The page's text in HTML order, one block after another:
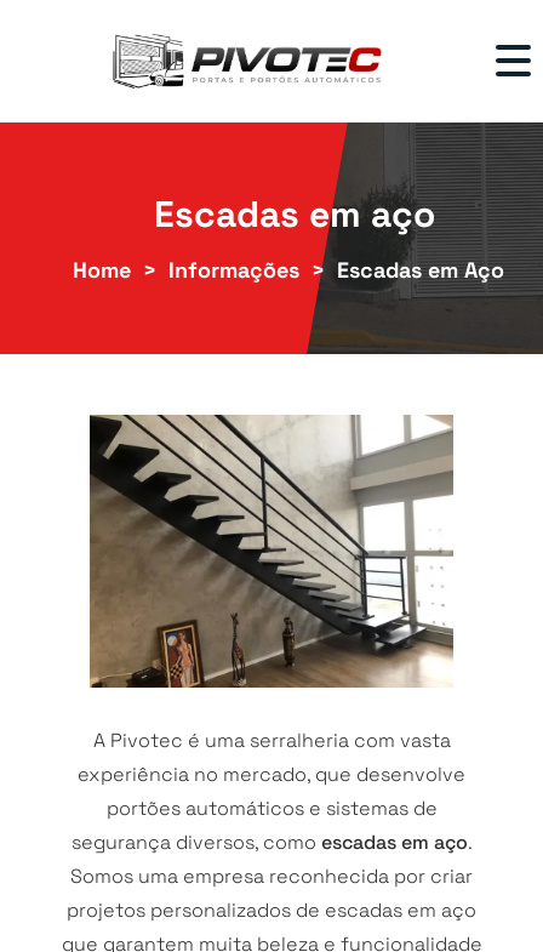
Escadas em aço
Home Informações Escadas em Aço
A Pivotec é uma serralheria com vasta
experiência no mercado, que desenvolve
portões automáticos e sistemas de
segurança diversos, como escadas em aço.
Somos uma empresa reconhecida por criar
projetos personalizados de escadas em aço
que garantem muita beleza e funcionalidade